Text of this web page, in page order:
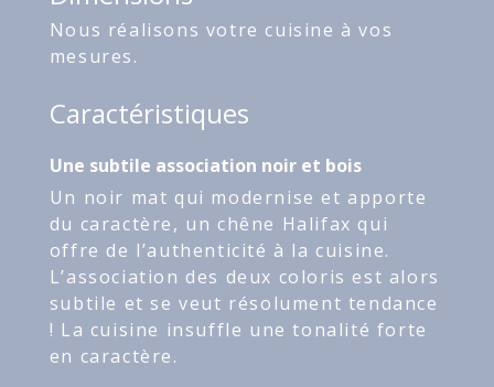
Nous réalisons votre cuisine à vos
mesures.
Caractéristiques
Une subtile association noir et bois
Un noir mat qui modernise et apporte
du caractère, un chêne Halifax qui
offre de l’authenticité à la cuisine.
L’association des deux coloris est alors
subtile et se veut résolument tendance
! La cuisine insuffle une tonalité forte
en caractère.